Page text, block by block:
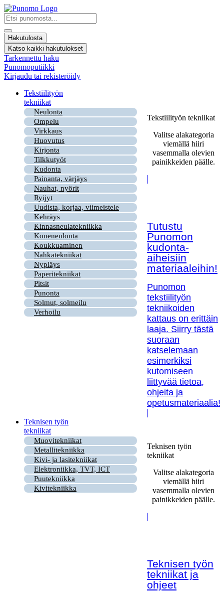
Mene
sisältöön
Search
...
Hakutulosta
Katso kaikki hakutulokset
Tarkennettu haku
Punomoputiikki
Kirjaudu tai rekisteröidy
Tekstiilityön
tekniikat
Neulonta
Ompelu
Virkkaus
Huovutus
Kirjonta
Tilkkutyöt
Kudonta
Painanta, värjäys
Nauhat, nyörit
Ryijyt
Uudista, korjaa, viimeistele
Kehräys
Kinnasneulatekniikka
Koneneulonta
Koukkuaminen
Nahkatekniikat
Nypläys
Paperitekniikat
Pitsit
Punonta
Solmut, solmeilu
Verhoilu
Tekstiilityön tekniikat
Valitse alakategoria
viemällä hiiri
vasemmalla olevien
painikkeiden päälle.
Tutustu
Punomon
kudonta-
aiheisiin
materiaaleihin!
Punomon
tekstiilityön
tekniikoiden
kattaus on erittäin
laaja. Siirry tästä
suoraan
katselemaan
esimerkiksi
kutomiseen
liittyvää tietoa,
ohjeita ja
opetusmateriaalia!
Teknisen työn
tekniikat
Muovitekniikat
Metallitekniikka
Kivi- ja lasitekniikat
Elektroniikka, TVT, ICT
Puutekniikka
Kivitekniikka
Teknisen työn
tekniikat
Valitse alakategoria
viemällä hiiri
vasemmalla olevien
painikkeiden päälle.
Teknisen työn
tekniikat ja
ohjeet